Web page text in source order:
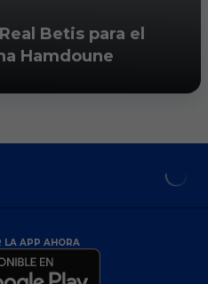
Betis para el
Hamdoune
LA APP AHORA